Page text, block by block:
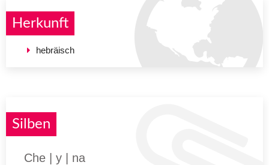
Herkunft
hebräisch
Silben
Che | y | na